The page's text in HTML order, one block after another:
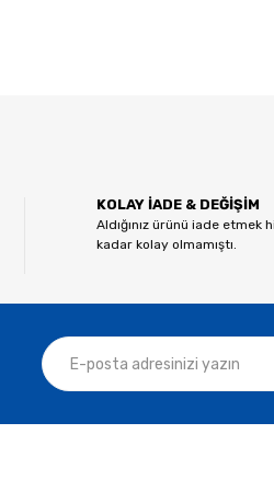
KOLAY İADE & DEĞİŞİM
Aldığınız ürünü iade etmek
kadar kolay olmamıştı.